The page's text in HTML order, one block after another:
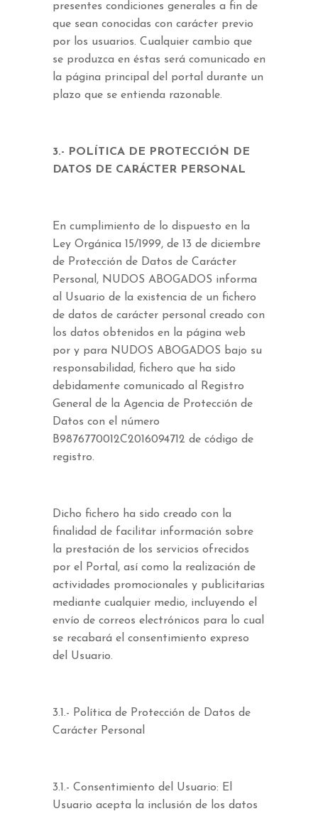
presentes condiciones generales a fin de
que sean conocidas con carácter previo
por los usuarios. Cualquier cambio que
se produzca en éstas será comunicado en
la página principal del portal durante un
plazo que se entienda razonable.
3.- POLÍTICA DE PROTECCIÓN DE
DATOS DE CARÁCTER PERSONAL
En cumplimiento de lo dispuesto en la
Ley Orgánica 15/1999, de 13 de diciembre
de Protección de Datos de Carácter
Personal, NUDOS ABOGADOS informa
al Usuario de la existencia de un fichero
de datos de carácter personal creado con
los datos obtenidos en la página web
por y para NUDOS ABOGADOS bajo su
responsabilidad, fichero que ha sido
debidamente comunicado al Registro
General de la Agencia de Protección de
Datos con el número
B9876770012C2016094712 de código de
registro.
Dicho fichero ha sido creado con la
finalidad de facilitar información sobre
la prestación de los servicios ofrecidos
por el Portal, así como la realización de
actividades promocionales y publicitarias
mediante cualquier medio, incluyendo el
envío de correos electrónicos para lo cual
se recabará el consentimiento expreso
del Usuario.
3.1.- Política de Protección de Datos de
Carácter Personal
3.1.- Consentimiento del Usuario: El
Usuario acepta la inclusión de los datos